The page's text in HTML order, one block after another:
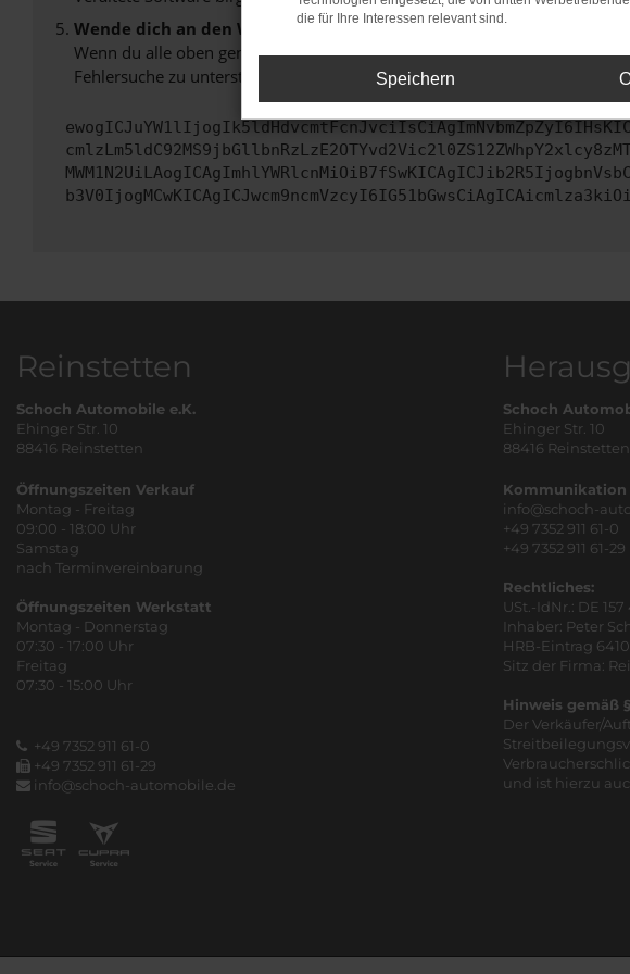
Wende dich an den Webseitenbetreiber.
Wenn du alle oben genannten Schritte versucht hast, kontaktiere uns
Fehlersuche zu unterstützen:
Reinstetten
Schoch Automobile e.K.
Ehinger Str. 10
88416 Reinstetten
Öffnungszeiten Verkauf
Montag - Freitag
09:00 - 18:00 Uhr
Samstag
nach Terminvereinbarung
Öffnungszeiten Werkstatt
Montag - Donnerstag
07:30 - 17:00 Uhr
Freitag
07:30 - 15:00 Uhr
+49 7352 911 61-0
+49 7352 911 61-29
info@schoch-automobile.de
Schoch
Ehinger Str. 10
88416 Reinstetten
Kommunikation
info@schoch-
+49 7352 911 61-0
+49 7352 911 61-29
Rechtliches:
USt.-IdNr.: DE 157
Inhaber: Peter
HRB-Eintrag
Sitz der Firma:
Hinweis gemäß
Der Verkäufer/
und ist hierzu
die für Ihre Interessen relevant sind.
Speichern